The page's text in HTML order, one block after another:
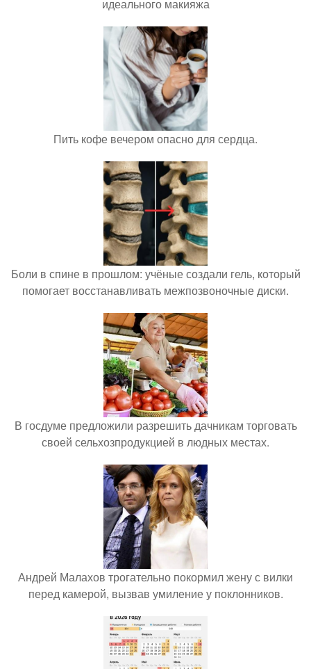
идеального макияжа
Пить кофе вечером опасно для сердца.
Боли в спине в прошлом: учёные создали гель, который
помогает восстанавливать межпозвоночные диски.
В госдуме предложили разрешить дачникам торговать
своей сельхозпродукцией в людных местах.
Андрей Малахов трогательно покормил жену с вилки
перед камерой, вызвав умиление у поклонников.